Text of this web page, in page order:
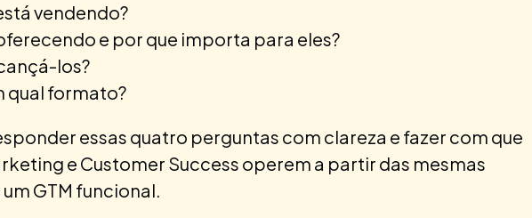
vendendo?
e por que importa para eles?
los?
qual formato?
essas quatro perguntas com clareza e fazer com que
e Customer Success operem a partir das mesmas
GTM funcional.